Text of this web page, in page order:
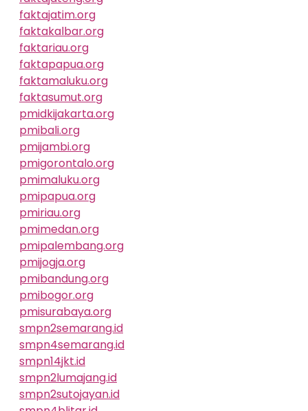
faktajatim.org
faktakalbar.org
faktariau.org
faktapapua.org
faktamaluku.org
faktasumut.org
pmidkijakarta.org
pmibali.org
pmijambi.org
pmigorontalo.org
pmimaluku.org
pmipapua.org
pmiriau.org
pmimedan.org
pmipalembang.org
pmijogja.org
pmibandung.org
pmibogor.org
pmisurabaya.org
smpn2semarang.id
smpn4semarang.id
smpn14jkt.id
smpn2lumajang.id
smpn2sutojayan.id